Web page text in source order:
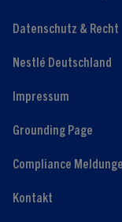
Datenschutz & Recht
Nestlé Deutschland
Impressum
Grounding Page
Compliance
Kontakt